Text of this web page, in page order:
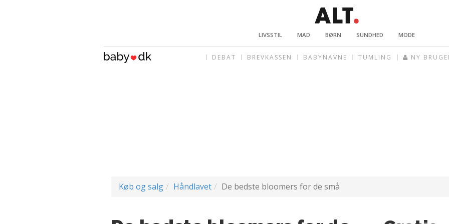
LIVSSTIL MAD BØRN SUNDHED MODE
DEBAT BREVKASSEN BABYNAVNE TUMLING NY
Køb og salg Håndlavet De bedste bloomers for de små